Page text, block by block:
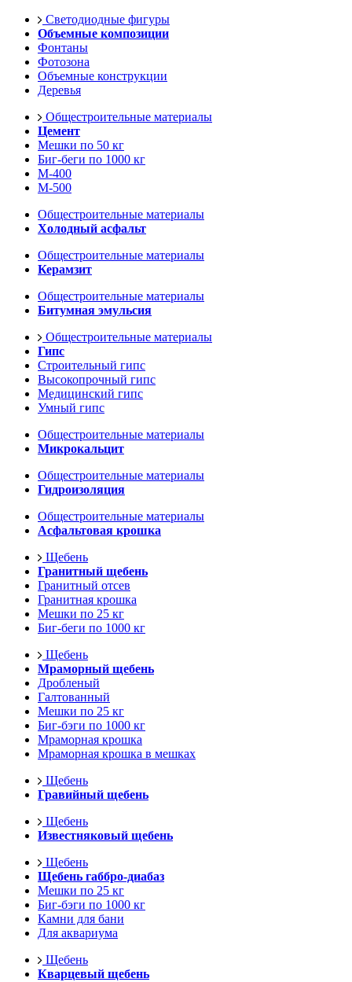
Светодиодные фигуры
Объемные композиции
Фонтаны
Фотозона
Объемные конструкции
Деревья
Общестроительные материалы
Цемент
Мешки по 50 кг
Биг-беги по 1000 кг
М-400
М-500
Общестроительные материалы
Холодный асфальт
Общестроительные материалы
Керамзит
Общестроительные материалы
Битумная эмульсия
Общестроительные материалы
Гипс
Строительный гипс
Высокопрочный гипс
Медицинский гипс
Умный гипс
Общестроительные материалы
Микрокальцит
Общестроительные материалы
Гидроизоляция
Общестроительные материалы
Асфальтовая крошка
Щебень
Гранитный щебень
Гранитный отсев
Гранитная крошка
Мешки по 25 кг
Биг-беги по 1000 кг
Щебень
Мраморный щебень
Дробленый
Галтованный
Мешки по 25 кг
Биг-бэги по 1000 кг
Мраморная крошка
Мраморная крошка в мешках
Щебень
Гравийный щебень
Щебень
Известняковый щебень
Щебень
Щебень габбро-диабаз
Мешки по 25 кг
Биг-бэги по 1000 кг
Камни для бани
Для аквариума
Щебень
Кварцевый щебень